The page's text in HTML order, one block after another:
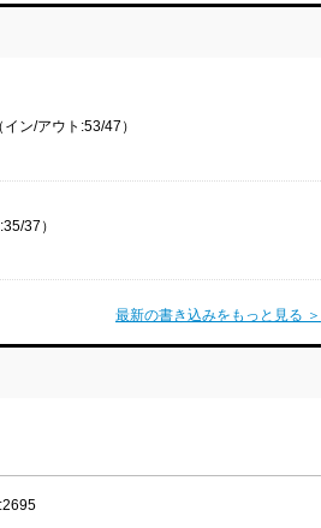
ン/アウト:53/47）
37）
最新の書き込みをもっと見る ＞